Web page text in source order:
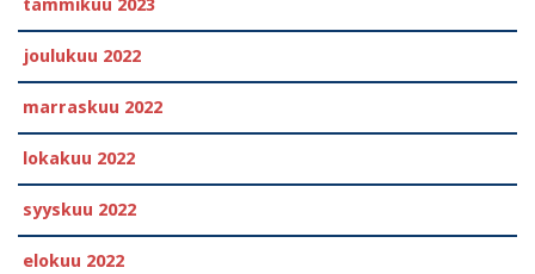
tammikuu 2023
joulukuu 2022
marraskuu 2022
lokakuu 2022
syyskuu 2022
elokuu 2022